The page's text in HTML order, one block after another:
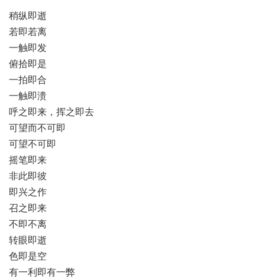
稍纵即逝
若即若离
一触即发
俯拾即是
一拍即合
一触即溃
呼之即来，挥之即去
可望而不可即
可望不可即
摇笔即来
非此即彼
即兴之作
召之即来
不即不离
转眼即逝
色即是空
有一利即有一弊